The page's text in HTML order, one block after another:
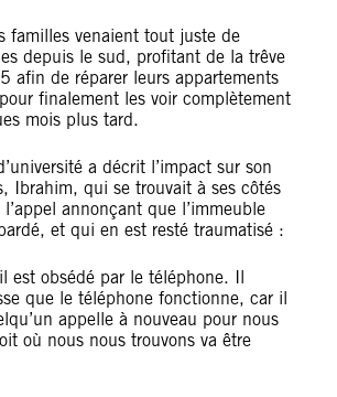
familles venaient tout juste de
depuis le sud, profitant de la trêve
afin de réparer leurs appartements
finalement les voir complètement
mois plus tard.
a décrit l’impact sur son
Ibrahim, qui se trouvait à ses côtés
l’appel annonçant que l’immeuble
et qui en est resté traumatisé :
est obsédé par le téléphone. Il
que le téléphone fonctionne, car il
appelle à nouveau pour nous
où nous nous trouvons va être